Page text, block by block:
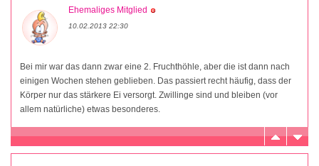
Ehemaliges Mitglied
10.02.2013 22:30
Bei mir war das dann zwar eine 2. Fruchthöhle, aber die ist dann nach
einigen Wochen stehen geblieben. Das passiert recht häufig, dass der
Körper nur das stärkere Ei versorgt. Zwillinge sind und bleiben (vor
allem natürliche) etwas besonderes.